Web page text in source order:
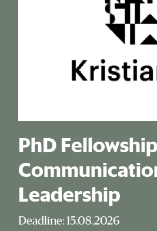
PhD
Leadership
Deadline: 15.08.2026